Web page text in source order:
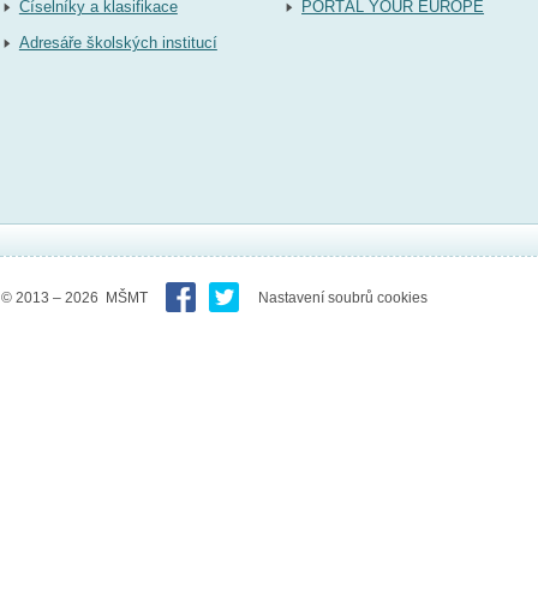
Číselníky a klasifikace
Adresáře školských institucí
PORTÁL YOUR EUROPE
© 2013 – 2026 MŠMT Nastavení soubrů cookies